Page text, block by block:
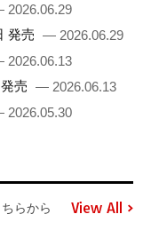
2026.06.29
発売 — 2026.06.29
2026.06.13
売 — 2026.06.13
2026.05.30
らから View All